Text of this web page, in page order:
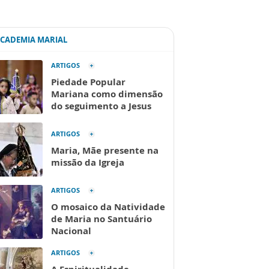
MARIAL
ARTIGOS
Piedade Popular
Mariana como dimensão
do seguimento a Jesus
ARTIGOS
Maria, Mãe presente na
missão da Igreja
ARTIGOS
O mosaico da Natividade
de Maria no Santuário
Nacional
ARTIGOS